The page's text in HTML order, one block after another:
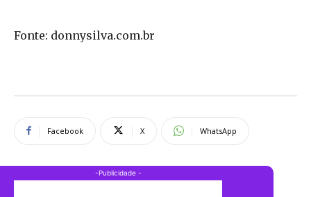
Fonte: donnysilva.com.br
Facebook X WhatsApp
-Publicidade -